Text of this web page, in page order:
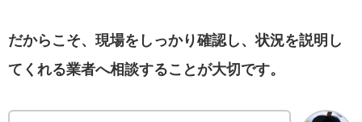
だからこそ、現場をしっかり確認し、状況を説明し
てくれる業者へ相談することが大切です。